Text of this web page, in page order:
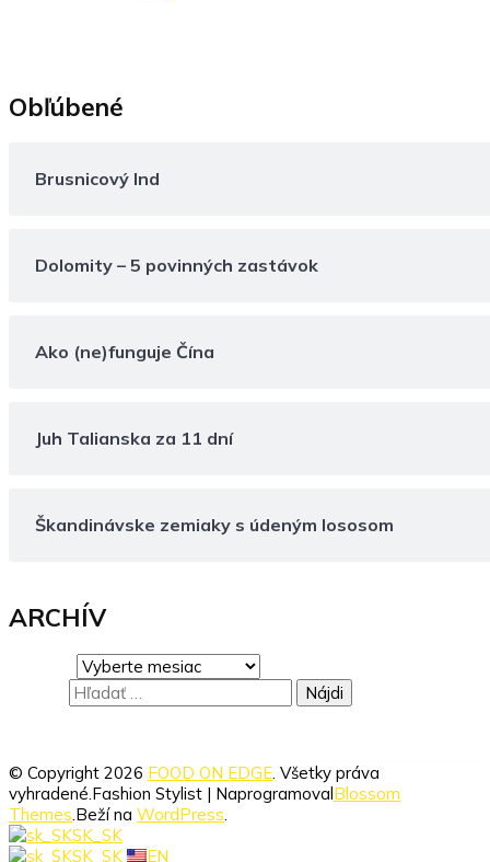
Obľúbené
Brusnicový Ind
Dolomity – 5 povinných zastávok
Ako (ne)funguje Čína
Juh Talianska za 11 dní
Škandinávske zemiaky s údeným lososom
ARCHÍV
© Copyright 2026 FOOD ON EDGE. Všetky práva
vyhradené.Fashion Stylist | NaprogramovalBlossom
Themes.Beží na WordPress.
SK_SK
SK_SK
EN